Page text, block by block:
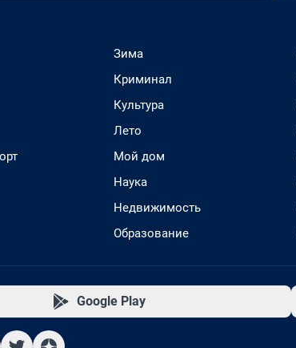
Зима
Криминал
Культура
Лето
Мой дом
Наука
Недвижимость
Образование
Google Play